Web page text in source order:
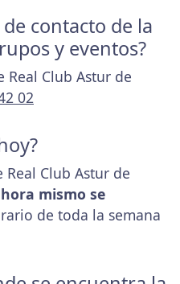
contacto de la
y eventos?
Real Club Astur de
02
Club Astur de
mismo se
de toda la semana